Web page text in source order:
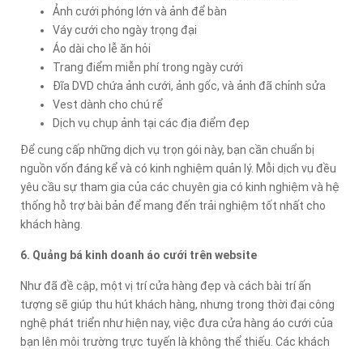
Ảnh cưới phóng lớn và ảnh để bàn
Váy cưới cho ngày trọng đại
Áo dài cho lễ ăn hỏi
Trang điểm miễn phí trong ngày cưới
Đĩa DVD chứa ảnh cưới, ảnh gốc, và ảnh đã chỉnh sửa
Vest dành cho chú rể
Dịch vụ chụp ảnh tại các địa điểm đẹp
Để cung cấp những dịch vụ trọn gói này, bạn cần chuẩn bị
nguồn vốn đáng kể và có kinh nghiệm quản lý. Mỗi dịch vụ đều
yêu cầu sự tham gia của các chuyên gia có kinh nghiệm và hệ
thống hỗ trợ bài bản để mang đến trải nghiệm tốt nhất cho
khách hàng.
6. Quảng bá kinh doanh áo cưới trên website
Như đã đề cập, một vị trí cửa hàng đẹp và cách bài trí ấn
tượng sẽ giúp thu hút khách hàng, nhưng trong thời đại công
nghệ phát triển như hiện nay, việc đưa cửa hàng áo cưới của
bạn lên môi trường trực tuyến là không thể thiếu. Các khách